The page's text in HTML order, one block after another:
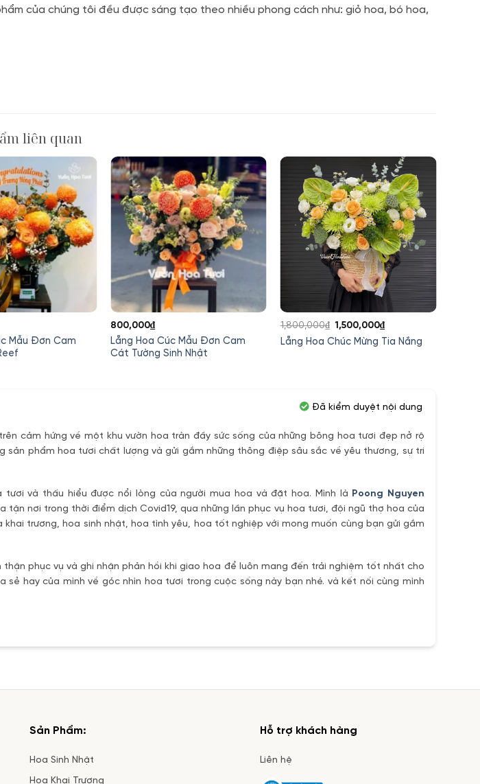
của chúng tôi đều được sáng tạo theo nhiều phong cách như: giỏ hoa, bó hoa,
liên quan
Mẫu Đơn Cam
Lẵng Hoa Cúc Mẫu Đơn Cam
Cát Tường Sinh Nhật
800,000₫
Lẵng Hoa Chúc Mừng Tia Nắng
1,800,000₫ Giá
gốc
1,500,000₫Giá
hiện
cảm hứng về một khu vườn hoa tràn đầy sức sống của những bông hoa tươi đẹp nở rộ
sản phẩm hoa tươi chất lượng và gửi gắm những thông điệp sâu sắc về yêu thương, sự tri
và thấu hiểu được nổi lòng của người mua hoa và đặt hoa. Mình là Poong Nguyen
tận nơi trong thời điểm dịch Covid19, qua những lần phục vụ hoa tươi, đội ngũ thợ hoa của
trương, hoa sinh nhật, hoa tình yêu, hoa tốt nghiệp với mong muốn cùng bạn gửi gắm
phục vụ và ghi nhận phản hồi khi giao hoa để luôn mang đến trải nghiệm tốt nhất cho
sẻ hay của mình về góc nhìn hoa tươi trong cuộc sống này bạn nhé. và kết nối cùng mình
Đã kiểm duyệt nội dung
Sản Phẩm:
Hoa Sinh Nhật
Hoa Khai Trương
Hỗ trợ khách hàng
Liên hệ